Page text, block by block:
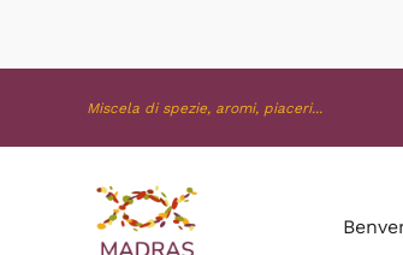
Miscela di spezie, aromi, piaceri...